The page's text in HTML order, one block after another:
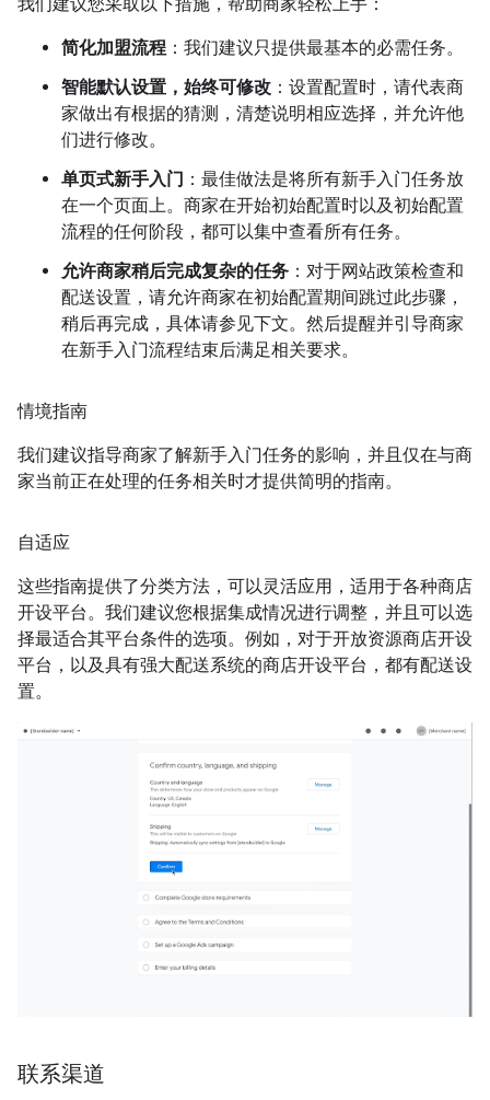
简化加盟流程 ：我们建议只提供最基本的必需任务。
智能默认设置，始终可修改 ：设置配置时，请代表商
家做出有根据的猜测，清楚说明相应选择，并允许他
们进行修改。
单页式新手入门 ：最佳做法是将所有新手入门任务放
在一个页面上。商家在开始初始配置时以及初始配置
流程的任何阶段，都可以集中查看所有任务。
允许商家稍后完成复杂的任务 ：对于网站政策检查和
配送设置，请允许商家在初始配置期间跳过此步骤，
稍后再完成，具体请参见下文。然后提醒并引导商家
在新手入门流程结束后满足相关要求。
情境指南
我们建议指导商家了解新手入门任务的影响，并且仅在与商
家当前正在处理的任务相关时才提供简明的指南。
自适应
这些指南提供了分类方法，可以灵活应用，适用于各种商店
开设平台。我们建议您根据集成情况进行调整，并且可以选
择最适合其平台条件的选项。例如，对于开放资源商店开设
平台，以及具有强大配送系统的商店开设平台，都有配送设
置。
联系渠道